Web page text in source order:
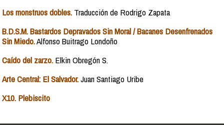
Los monstruos dobles. Traducción de Rodrigo Zapata
B.D.S.M. Bastardos Depravados Sin Moral / Bacanes Desenfrenados
Sin Miedo.Alfonso Buitrago Londoño
Caído del zarzo. Elkin Obregón S.
Arte Central: El Salvador.Juan Santiago Uribe
X10. Plebiscito